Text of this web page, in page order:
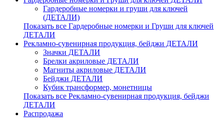
Гардеробные номерки и груши для ключей
(ДЕТАЛИ)
Показать все Гардеробные номерки и Груши для ключей
ДЕТАЛИ
Рекламно-сувенирная продукция, бейджи ДЕТАЛИ
Значки ДЕТАЛИ
Брелки акриловые ДЕТАЛИ
Магниты акриловые ДЕТАЛИ
Бейджи ДЕТАЛИ
Кубик трансформер, монетницы
Показать все Рекламно-сувенирная продукция, бейджи
ДЕТАЛИ
Распродажа